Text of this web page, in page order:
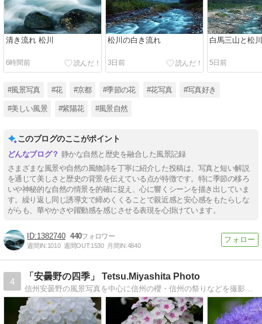
清き流れ 松川
6時間前
松川の白き流れ
3日前
白馬三山と松
5日前
#風景写真 #花 #京都 #季節の花 #花写真 #写真好き
#美しい風景 #紫陽花 #風景自然
このブログのここがポイント
静かな自然と歴史を融合した風景記録
さまざまな風景や自然の風物詩を丁寧に紹介した投稿は、写真と短い解説
を通じて美しさと歴史の背景を伝えている点が特徴です。特に季節の移ろ
いや神秘的な自然の情景を的確に捉え、心に響くシーンを描き出していま
す。繰り返し同じ誘導文で締めくくることで親近感と安心感をもたらしな
がらも、華やかさや躍動感を感じさせる表現を心掛けています。
1382740 440
週間IN:1010 週間OUT:1530 月間IN:4840
4
「安曇野の四季」 Tetsu.Miyashita Photo